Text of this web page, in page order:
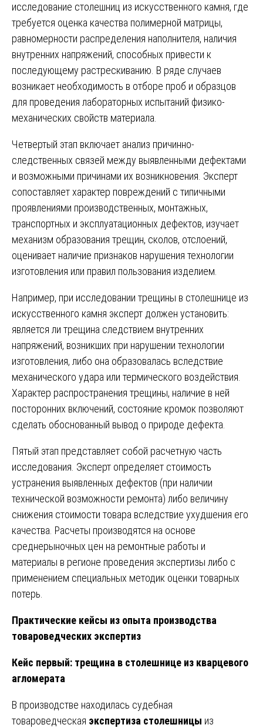
исследование столешниц из искусственного камня, где
требуется оценка качества полимерной матрицы,
равномерности распределения наполнителя, наличия
внутренних напряжений, способных привести к
последующему растрескиванию. В ряде случаев
возникает необходимость в отборе проб и образцов
для проведения лабораторных испытаний физико-
механических свойств материала.
Четвертый этап включает анализ причинно-
следственных связей между выявленными дефектами
и возможными причинами их возникновения. Эксперт
сопоставляет характер повреждений с типичными
проявлениями производственных, монтажных,
транспортных и эксплуатационных дефектов, изучает
механизм образования трещин, сколов, отслоений,
оценивает наличие признаков нарушения технологии
изготовления или правил пользования изделием.
Например, при исследовании трещины в столешнице из
искусственного камня эксперт должен установить:
является ли трещина следствием внутренних
напряжений, возникших при нарушении технологии
изготовления, либо она образовалась вследствие
механического удара или термического воздействия.
Характер распространения трещины, наличие в ней
посторонних включений, состояние кромок позволяют
сделать обоснованный вывод о природе дефекта.
Пятый этап представляет собой расчетную часть
исследования. Эксперт определяет стоимость
устранения выявленных дефектов (при наличии
технической возможности ремонта) либо величину
снижения стоимости товара вследствие ухудшения его
качества. Расчеты производятся на основе
среднерыночных цен на ремонтные работы и
материалы в регионе проведения экспертизы либо с
применением специальных методик оценки товарных
потерь.
Практические кейсы из опыта производства
товароведческих экспертиз
Кейс первый: трещина в столешнице из кварцевого
агломерата
В производстве находилась судебная
товароведческая экспертиза столешницы из